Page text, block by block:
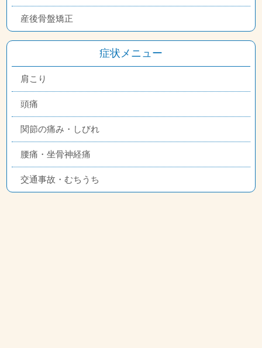
産後骨盤矯正
症状メニュー
肩こり
頭痛
関節の痛み・しびれ
腰痛・坐骨神経痛
交通事故・むちうち